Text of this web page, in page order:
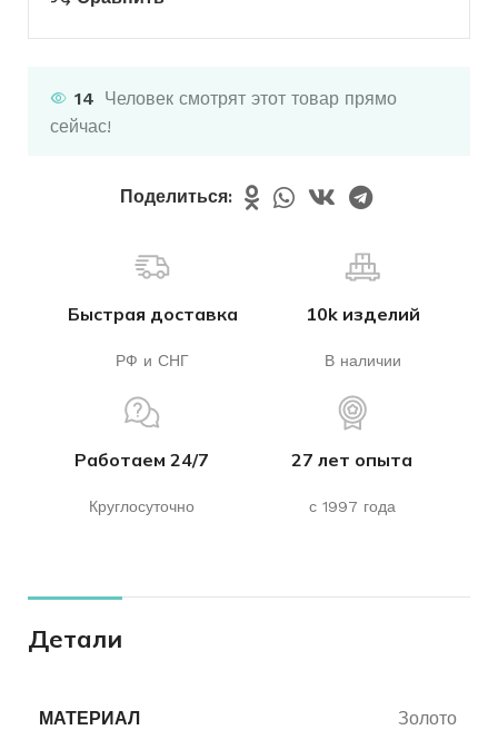
14 Человек смотрят этот товар прямо
сейчас!
Поделиться:
Быстрая доставка
РФ и СНГ
10k изделий
В наличии
Работаем 24/7
Круглосуточно
27 лет опыта
с 1997 года
Детали
МАТЕРИАЛ Золото